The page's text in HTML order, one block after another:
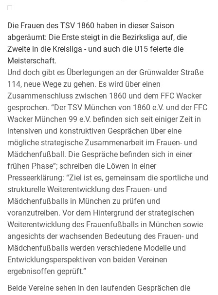
Die Frauen des TSV 1860 haben in dieser Saison
abgeräumt: Die Erste steigt in die Bezirksliga auf, die
Zweite in die Kreisliga - und auch die U15 feierte die
Meisterschaft.
Und doch gibt es Überlegungen an der Grünwalder Straße
114, neue Wege zu gehen. Es wird über einen
Zusammenschluss zwischen 1860 und dem FFC Wacker
gesprochen. “Der TSV München von 1860 e.V. und der FFC
Wacker München 99 e.V. befinden sich seit einiger Zeit in
intensiven und konstruktiven Gesprächen über eine
mögliche strategische Zusammenarbeit im Frauen- und
Mädchenfußball. Die Gespräche befinden sich in einer
frühen Phase”; schreiben die Löwen in einer
Presseerklärung: “Ziel ist es, gemeinsam die sportliche und
strukturelle Weiterentwicklung des Frauen- und
Mädchenfußballs in München zu prüfen und
voranzutreiben. Vor dem Hintergrund der strategischen
Weiterentwicklung des Frauenfußballs in München sowie
angesichts der wachsenden Bedeutung des Frauen- und
Mädchenfußballs werden verschiedene Modelle und
Entwicklungsperspektiven von beiden Vereinen
ergebnisoffen geprüft.”
Beide Vereine sehen in den laufenden Gesprächen die